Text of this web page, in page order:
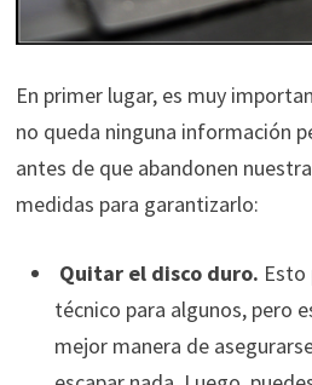
En primer lugar, es muy
no queda ninguna información
antes de que abandonen
medidas para garantizarlo:
Quitar el disco duro. Esto
técnico para algunos, pero
mejor manera de